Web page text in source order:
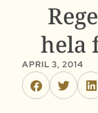
hela
APRIL 3, 2014